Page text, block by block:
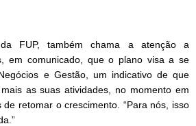
FUP, também chama a atenção a
em comunicado, que o plano visa a se
e Gestão, um indicativo de que
as suas atividades, no momento em
retomar o crescimento. “Para nós, isso